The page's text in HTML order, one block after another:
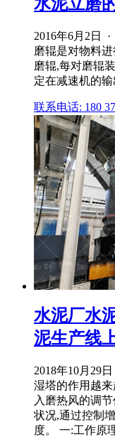
水泥立磨
2016年6月2日
磨辊是对物料
磨辊,每对磨辊
定在减速机的输
联系电话: 180
水泥厂水
泥生产线
2018年10月29
湿塔的作用越
入磨热风的调
状况,通过控制
度。 一:工作原